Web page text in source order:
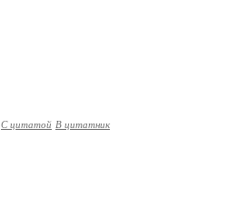
С цитатой В цитатник